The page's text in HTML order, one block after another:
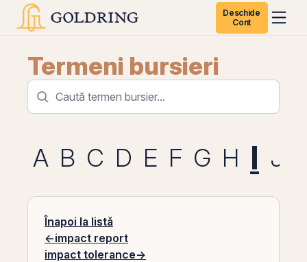
Deschide
Cont
Termeni bursieri
A B C D E F G H I J
Înapoi la listă
←impact report
impact tolerance→